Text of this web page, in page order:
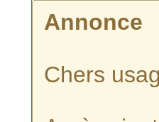
Annonce
Chers